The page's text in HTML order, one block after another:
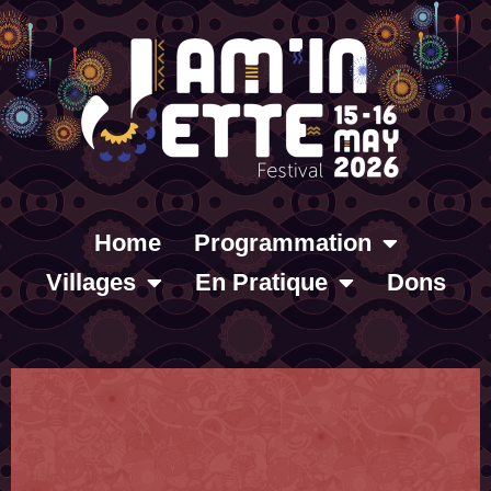
Home
Programmation
Villages
En Pratique Dons